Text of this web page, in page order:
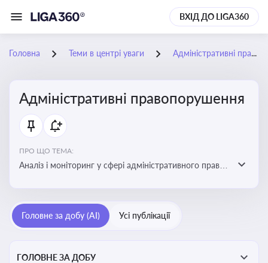
ВХІД ДО LIGA360
Головна Теми в центрі уваги Адміністративні правопорушення
Адміністративні правопорушення
ПРО ЩО ТЕМА:
Аналіз і моніторинг у сфері адміністративного права:
Головне за добу (AI) Усі публікації
ГОЛОВНЕ ЗА ДОБУ